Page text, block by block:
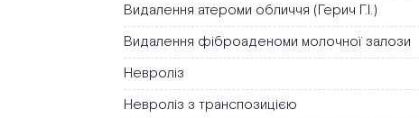
Видалення атероми обличчя (Герич Г.І.)
Видалення фіброаденоми молочної залози
Невроліз
Невроліз з транспозицією